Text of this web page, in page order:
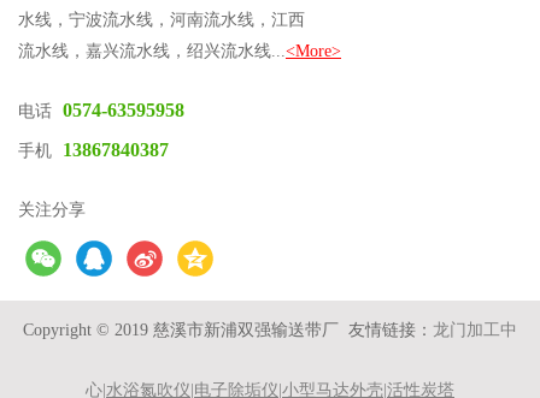
水线，宁波流水线，河南流水线，江西
流水线，嘉兴流水线，绍兴流水线...<More>
电话 0574-63595958
手机 13867840387
关注分享
Copyright © 2019 慈溪市新浦双强输送带厂 友情链接： 龙门加工中
心 水浴氮吹仪 电子除垢仪 小型马达外壳 活性炭塔